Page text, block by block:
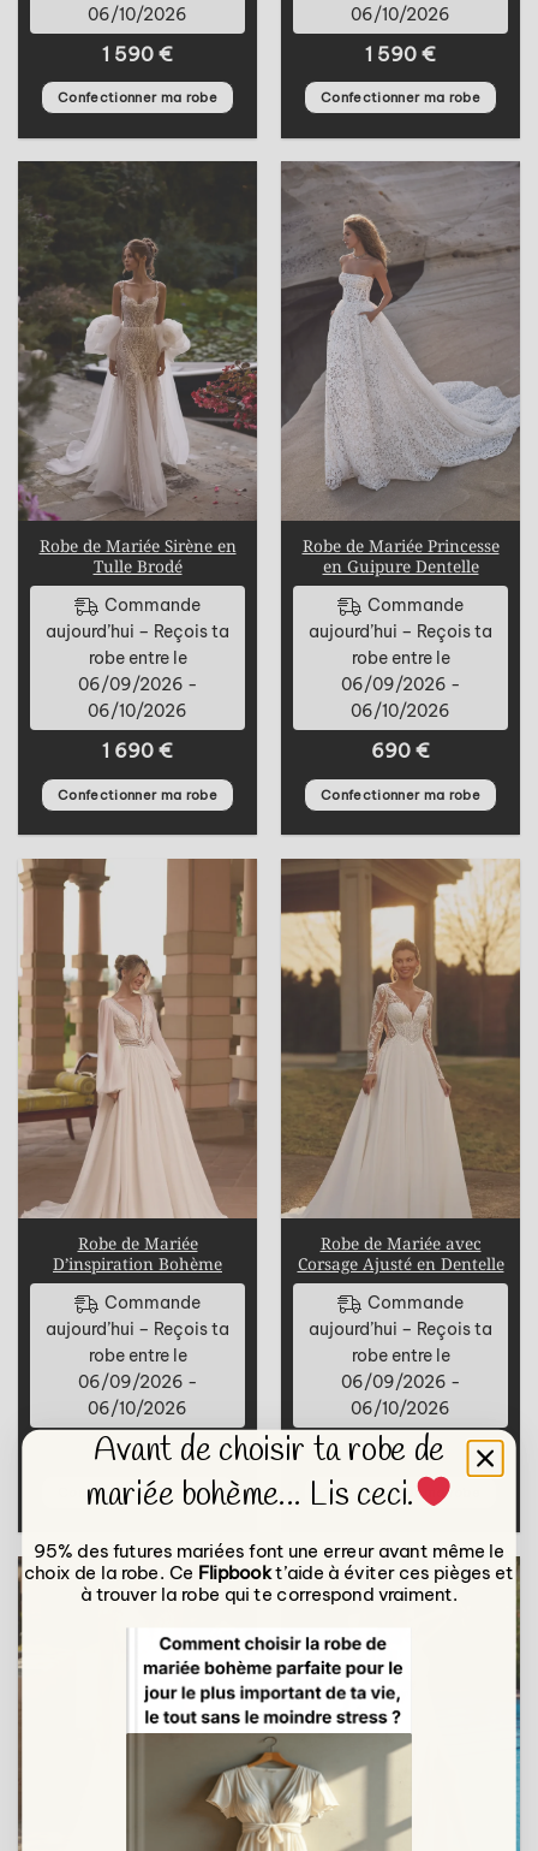
06/10/2026
1 590 €
Confectionner ma robe
06/10/2026
1 590 €
Confectionner ma robe
Robe de Mariée Sirène en
Tulle Brodé
Commande
aujourd’hui – Reçois ta
robe entre le
06/09/2026 -
06/10/2026
1 690 €
Confectionner ma robe
Robe de Mariée Princesse
en Guipure Dentelle
Commande
aujourd’hui – Reçois ta
robe entre le
06/09/2026 -
06/10/2026
690 €
Confectionner ma robe
Robe de Mariée
D’inspiration Bohème
Commande
aujourd’hui – Reçois ta
robe entre le
06/09/2026 -
06/10/2026
690€
Confectionner ma robe
Robe de Mariée avec
Corsage Ajusté en Dentelle
Commande
aujourd’hui – Reçois ta
robe entre le
06/09/2026 -
06/10/2026
690 €
Confectionner ma robe
Avant de choisir ta robe de
mariée bohème... Lis ceci.
95% des futures mariées font une erreur avant même le
choix de la robe. Ce Flipbookt’aide à éviter ces pièges et
à trouver la robe qui te correspond vraiment.